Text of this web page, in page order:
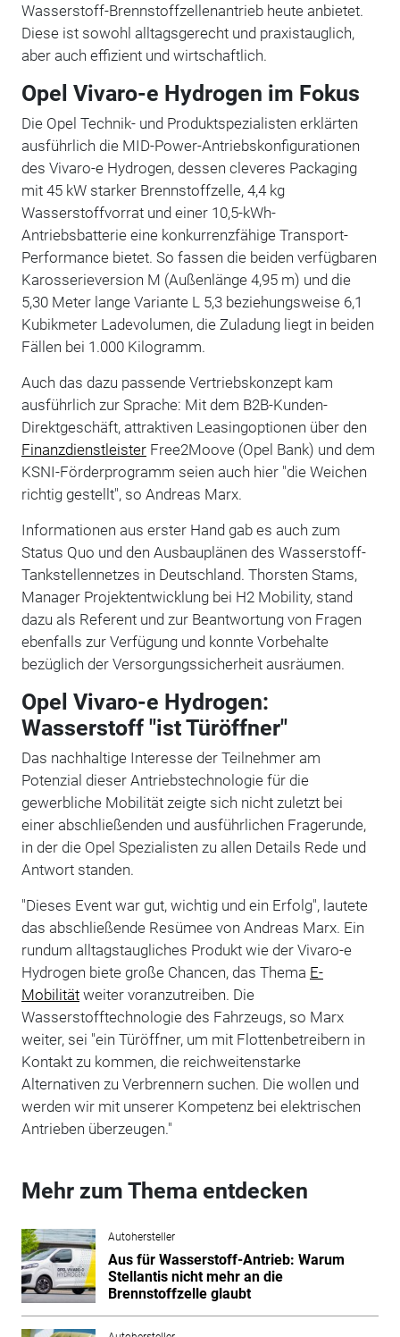
Wasserstoff-Brennstoffzellenantrieb heute anbietet.
Diese ist sowohl alltagsgerecht und praxistauglich,
aber auch effizient und wirtschaftlich.
Opel Vivaro-e Hydrogen im Fokus
Die Opel Technik- und Produktspezialisten erklärten
ausführlich die MID-Power-Antriebskonfigurationen
des Vivaro-e Hydrogen, dessen cleveres Packaging
mit 45 kW starker Brennstoffzelle, 4,4 kg
Wasserstoffvorrat und einer 10,5-kWh-
Antriebsbatterie eine konkurrenzfähige Transport-
Performance bietet. So fassen die beiden verfügbaren
Karosserieversion M (Außenlänge 4,95 m) und die
5,30 Meter lange Variante L 5,3 beziehungsweise 6,1
Kubikmeter Ladevolumen, die Zuladung liegt in beiden
Fällen bei 1.000 Kilogramm.
Auch das dazu passende Vertriebskonzept kam
ausführlich zur Sprache: Mit dem B2B-Kunden-
Direktgeschäft, attraktiven Leasingoptionen über den
FinanzdienstleisterFree2Moove (Opel Bank) und dem
KSNI-Förderprogramm seien auch hier "die Weichen
richtig gestellt", so Andreas Marx.
Informationen aus erster Hand gab es auch zum
Status Quo und den Ausbauplänen des Wasserstoff-
Tankstellennetzes in Deutschland. Thorsten Stams,
Manager Projektentwicklung bei H2 Mobility, stand
dazu als Referent und zur Beantwortung von Fragen
ebenfalls zur Verfügung und konnte Vorbehalte
bezüglich der Versorgungssicherheit ausräumen.
Opel Vivaro-e Hydrogen:
Wasserstoff "ist Türöffner"
Das nachhaltige Interesse der Teilnehmer am
Potenzial dieser Antriebstechnologie für die
gewerbliche Mobilität zeigte sich nicht zuletzt bei
einer abschließenden und ausführlichen Fragerunde,
in der die Opel Spezialisten zu allen Details Rede und
Antwort standen.
"Dieses Event war gut, wichtig und ein Erfolg", lautete
das abschließende Resümee von Andreas Marx. Ein
rundum alltagstaugliches Produkt wie der Vivaro-e
Hydrogen biete große Chancen, das Thema E-
Mobilitätweiter voranzutreiben. Die
Wasserstofftechnologie des Fahrzeugs, so Marx
weiter, sei "ein Türöffner, um mit Flottenbetreibern in
Kontakt zu kommen, die reichweitenstarke
Alternativen zu Verbrennern suchen. Die wollen und
werden wir mit unserer Kompetenz bei elektrischen
Antrieben überzeugen."
Mehr zum Thema entdecken
Autohersteller
Aus für Wasserstoff-Antrieb: Warum
Stellantis nicht mehr an die
Brennstoffzelle glaubt